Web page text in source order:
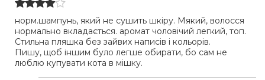
норм.шампунь, який не сушить шкіру. Мякий, волосся
нормально вкладається. аромат чоловічий легкий, топ.
Стильна пляшка без зайвих написів і кольорів.
Пишу, щоб іншим було легше обирати, бо сам не
люблю купувати кота в мішку.